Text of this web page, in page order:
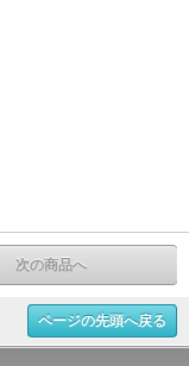
次の商品へ
ページの先頭へ戻る